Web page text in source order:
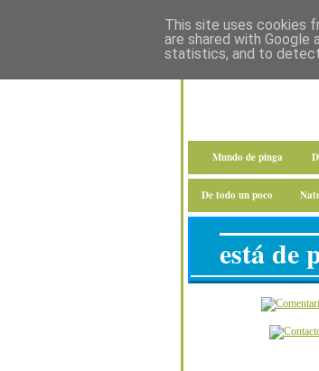
Mundo de pinga
De todo un poco
está de
This site uses cookies
are shared with
statistics, and to detect